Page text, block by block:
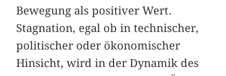
Bewegung als positiver Wert.
Stagnation, egal ob in technischer,
politischer oder ökonomischer
Hinsicht, wird in der Dynamik des